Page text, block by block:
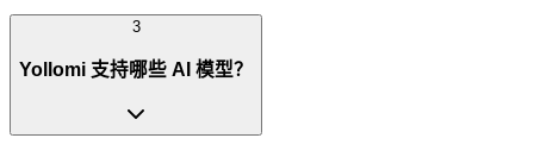
3
Yollomi 支持哪些 AI 模型？